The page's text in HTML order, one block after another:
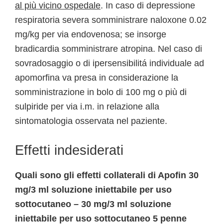
al più vicino ospedale. In caso di depressione
respiratoria severa somministrare naloxone 0.02
mg/kg per via endovenosa; se insorge
bradicardia somministrare atropina. Nel caso di
sovradosaggio o di ipersensibilitá individuale ad
apomorfina va presa in considerazione la
somministrazione in bolo di 100 mg o più di
sulpiride per via i.m. in relazione alla
sintomatologia osservata nel paziente.
Effetti indesiderati
Quali sono gli effetti collaterali di Apofin 30
mg/3 ml soluzione iniettabile per uso
sottocutaneo – 30 mg/3 ml soluzione
iniettabile per uso sottocutaneo 5 penne